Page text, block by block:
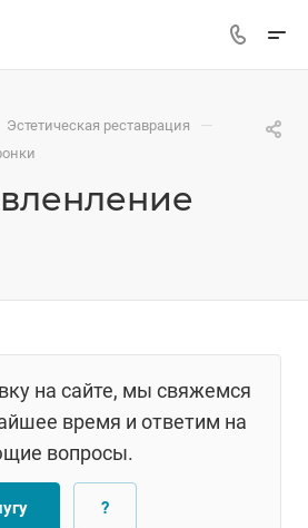
Эстетическая реставрация —
на сайте, мы свяжемся
время и ответим на
вопросы.
?